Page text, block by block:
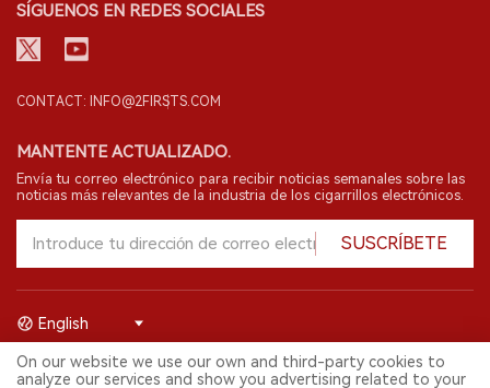
SÍGUENOS EN REDES SOCIALES
CONTACT: INFO@2FIRSTS.COM
MANTENTE ACTUALIZADO.
Envía tu correo electrónico para recibir noticias semanales sobre las
noticias más relevantes de la industria de los cigarrillos electrónicos.
SUSCRÍBETE
© 2026 Shenzhen 2FIRSTS Technology Co.,Ltd. Todos los derechos
reservados.
English
On our website we use our own and third-party cookies to
analyze our services and show you advertising related to your